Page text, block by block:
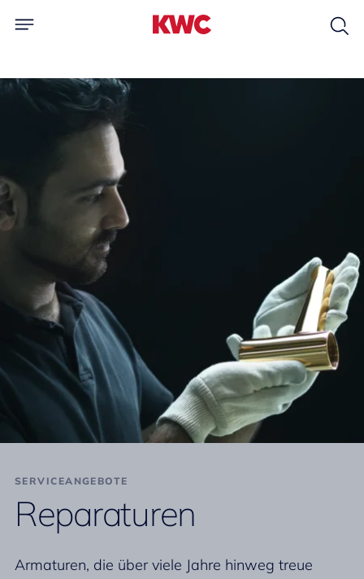
SERVICEANGEBOTE
Reparaturen
Armaturen, die über viele Jahre hinweg treue